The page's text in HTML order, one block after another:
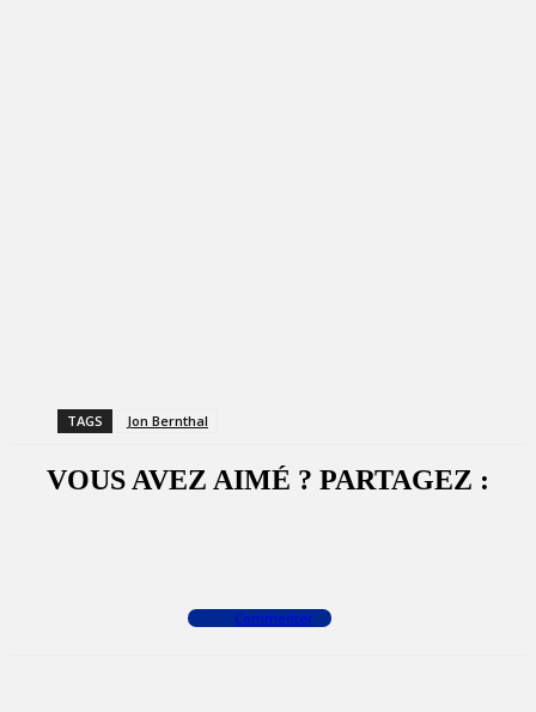
TAGS Jon Bernthal
VOUS AVEZ AIMÉ ? PARTAGEZ :
Commenter